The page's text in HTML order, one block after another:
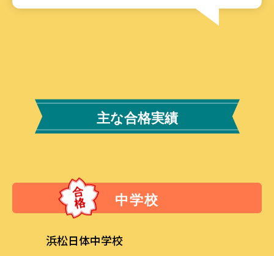
主な合格実績
中学校
浜松日体中学校